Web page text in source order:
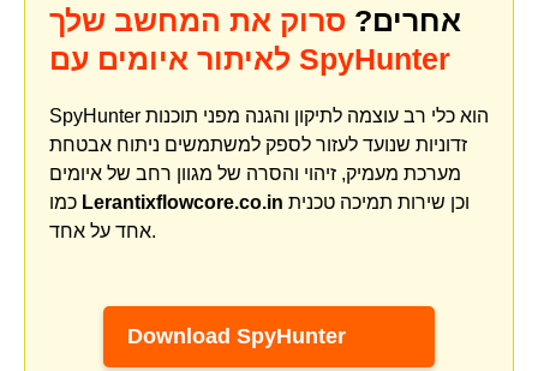
אחרים? סרוק את המחשב שלך
לאיתור איומים עם SpyHunter
SpyHunter הוא כלי רב עוצמה לתיקון והגנה מפני תוכנות
זדוניות שנועד לעזור לספק למשתמשים ניתוח אבטחת
מערכת מעמיק, זיהוי והסרה של מגוון רחב של איומים
Lerantixflowcore.co.in
אחד על אחד.
Download SpyHunter